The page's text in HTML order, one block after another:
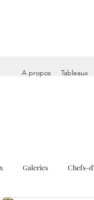
A propos Tableaux
Galeries Chefs-